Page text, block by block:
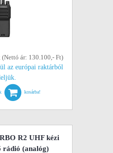
ár: 130.100,- Ft)
az európai raktárból
kosárba!
R2 UHF kézi
rádió (analóg)